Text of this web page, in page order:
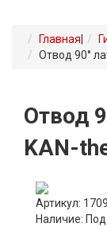
Главная
Отвод 90°
Отвод
KAN-
Артикул:
Наличие: Под